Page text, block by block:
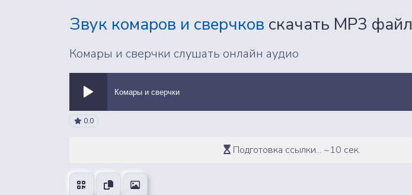
Звук комаров и сверчков скачать MP3 файл
Комары и сверчки слушать онлайн аудио
Комары и сверчки
0.0
Подготовка ссылки... ~10 сек.